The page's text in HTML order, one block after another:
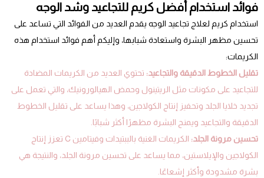
فوائد استخدام أفضل كريم للتجاعيد وشد الوجه
استخدام كريم لعلاج تجاعيد الوجه يقدم العديد من الفوائد التي تساعد على
تحسين مظهر البشرة واستعادة شبابها، وإليكم أهم فوائد استخدام هذه
الكريمات:
تقليل الخطوط الدقيقة والتجاعيد: تحتوي العديد من الكريمات المضادة
للتجاعيد على مكونات مثل الريتينول وحمض الهيالورونيك، والتي تعمل على
تجديد خلايا الجلد وتحفيز إنتاج الكولاجين، وهذا يساعد على تقليل الخطوط
الدقيقة والتجاعيد ويمنح البشرة مظهرًا أكثر شبابًا.
تحسين مرونة الجلد:
الكريمات الغنية بالببتيدات وفيتامين C تعزز إنتاج
الكولاجين والإيلاستين، مما يساعد على تحسين مرونة الجلد، والنتيجة هي
بشرة مشدودة وأكثر إشعاعًا.